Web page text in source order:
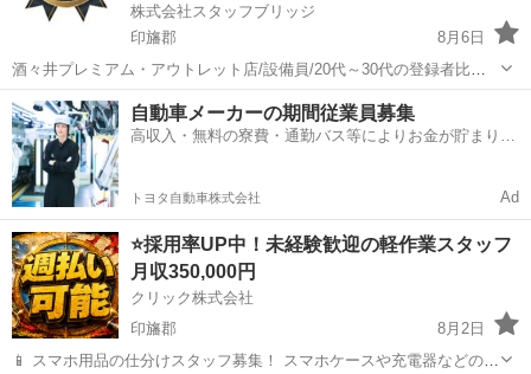
株式会社スタッフブリッジ
印旛郡
8月6日
酒々井プレミアム・アウトレット店/設備員/20代～30代の登録者比率
約85％！/未経験OK/急募/女性活躍/印旛郡酒々井町/お仕事No240789
【応募先企業名】株式会社スタッフブリッジ 【雇用形態】正社員 【職
種】その...
千葉 印旛郡 その他
自動車メーカーの期間従業員募集
高収入・無料の寮費・通勤バス等によりお金が貯まりや
トヨタ自動車株式会社 Ad
⭐採用率UP中！未経験歓迎の軽作業スタッフ
月収350,000円
クリック株式会社
印旛郡
8月2日
📱 スマホ用品の仕分けスタッフ募集！ スマホケースや充電器などの仕